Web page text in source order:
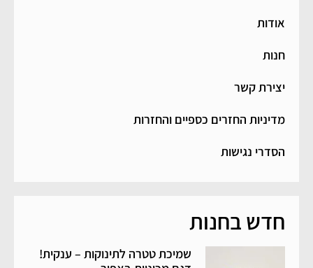
אודות
חנות
יצירת קשר
מדיניות החזרים כספיים והחזרות
הסדרי נגישות
חדש בחנות
שמיכת טטרה לתינוקות – ענקית!